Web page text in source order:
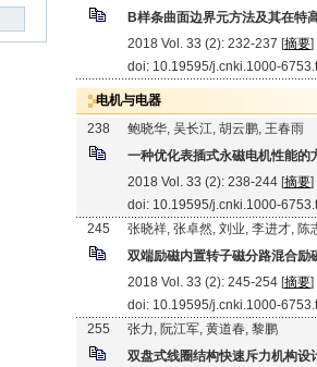
B样条曲面边界元方法及其在特
2018 Vol. 33 (2): 232-237 [摘要]
doi: 10.19595/j.cnki.1000-
电机与电器
238
鲍晓华, 吴长江, 胡云鹏, 王春雨
一种优化表插式永磁电机性能的
2018 Vol. 33 (2): 238-244 [摘要]
doi: 10.19595/j.cnki.1000-
245
张晓祥, 张卓然, 刘业, 李进才, 陈
双端励磁内置转子磁分路混合励
2018 Vol. 33 (2): 245-254 [摘要]
doi: 10.19595/j.cnki.1000-
255
张力, 阮江军, 黄道春, 黎鹏
双盘式线圈结构快速斥力机构设